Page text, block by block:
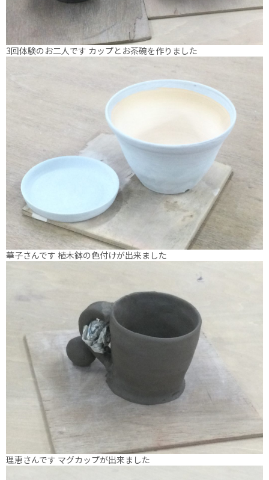
3回体験のお二人です カップとお茶碗を作りました
華子さんです 植木鉢の色付けが出来ました
理恵さんです マグカップが出来ました